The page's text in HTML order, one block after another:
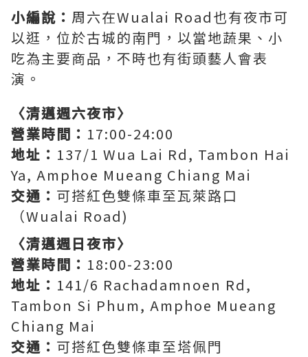
小編說： 周六在Wualai Road也有夜市可
以逛，位於古城的南門，以當地蔬果、小
吃為主要商品，不時也有街頭藝人會表
演。
〈清邁週六夜市〉
營業時間： 17:00-24:00
地址： 137/1 Wua Lai Rd, Tambon Hai
Ya, Amphoe Mueang Chiang Mai
交通： 可搭紅色雙條車至瓦萊路口
（Wualai Road)
〈清邁週日夜市〉
營業時間： 18:00-23:00
地址： 141/6 Rachadamnoen Rd,
Tambon Si Phum, Amphoe Mueang
Chiang Mai
交通： 可搭紅色雙條車至塔佩門